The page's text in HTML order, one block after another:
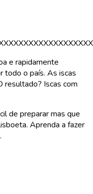
e rapidamente
todo o país. As iscas
resultado? Iscas com
de preparar mas que
Aprenda a fazer